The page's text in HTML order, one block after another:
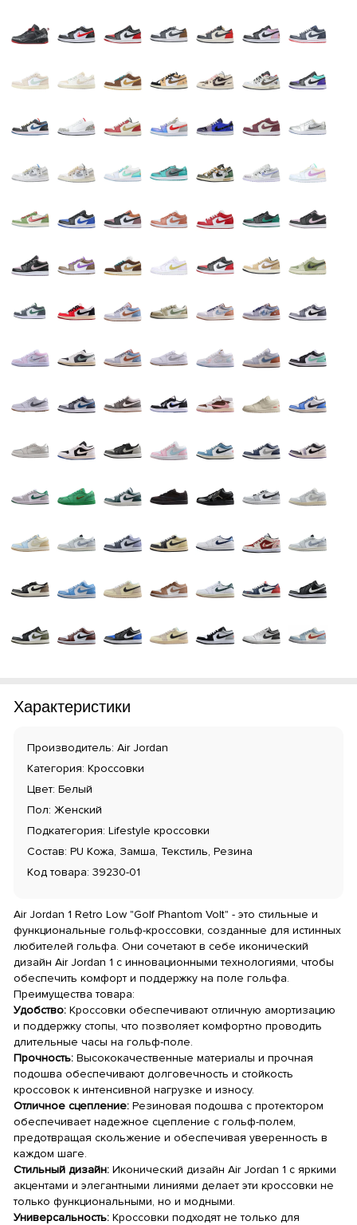
Характеристики
Производитель: Air Jordan
Категория: Кроссовки
Цвет: Белый
Пол: Женский
Подкатегория: Lifestyle кроссовки
Состав: PU Кожа, Замша, Текстиль, Резина
Код товара: 39230-01
Air Jordan 1 Retro Low "Golf Phantom Volt" - это стильные и
функциональные гольф-кроссовки, созданные для истинных
любителей гольфа. Они сочетают в себе иконический
дизайн Air Jordan 1 с инновационными технологиями, чтобы
обеспечить комфорт и поддержку на поле гольфа.
Преимущества товара:
Удобство: Кроссовки обеспечивают отличную амортизацию
и поддержку стопы, что позволяет комфортно проводить
длительные часы на гольф-поле.
Прочность: Высококачественные материалы и прочная
подошва обеспечивают долговечность и стойкость
кроссовок к интенсивной нагрузке и износу.
Отличное сцепление: Резиновая подошва с протектором
обеспечивает надежное сцепление с гольф-полем,
предотвращая скольжение и обеспечивая уверенность в
каждом шаге.
Стильный дизайн: Иконический дизайн Air Jordan 1 с яркими
акцентами и элегантными линиями делает эти кроссовки не
только функциональными, но и модными.
Универсальность: Кроссовки подходят не только для